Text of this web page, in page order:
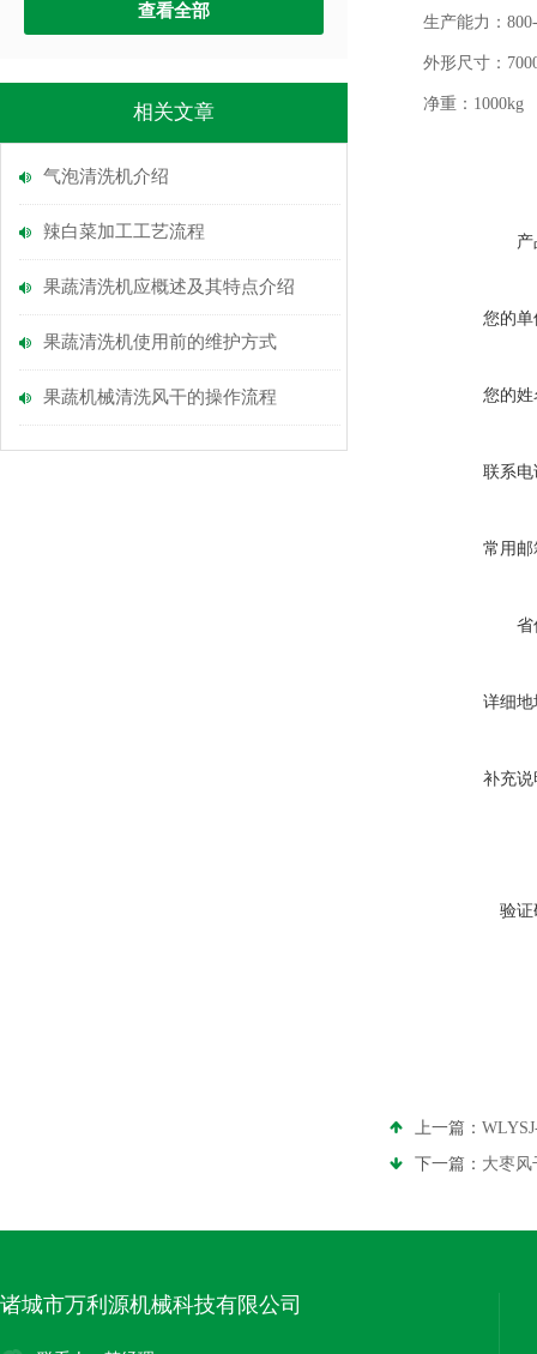
查看全部
相关文章
气泡清洗机介绍
辣白菜加工工艺流程
果蔬清洗机应概述及其特点介绍
果蔬清洗机使用前的维护方式
果蔬机械清洗风干的操作流程
生产能力：800-
外形尺寸：
净重：1000kg
您的单
您的姓
联系电
常用邮
省
详细地
补充说
验证
上一篇：
下一篇： 大枣风
诸城市万利源机械科技有限公司